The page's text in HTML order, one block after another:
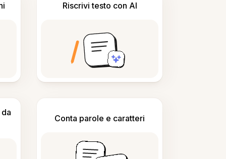
Riscrivi testo con AI
Conta parole e caratteri